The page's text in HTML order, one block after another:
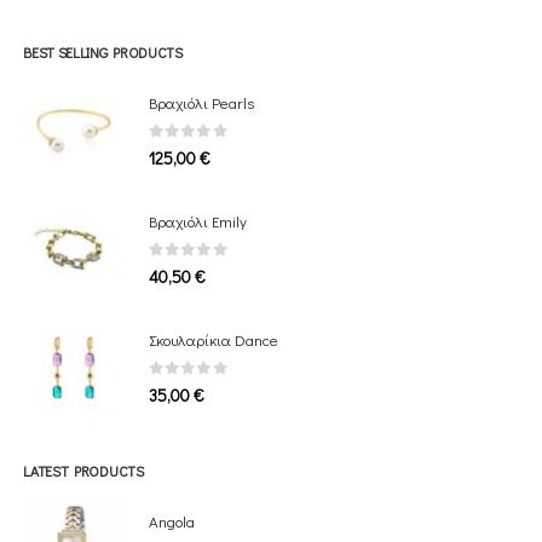
BEST SELLING PRODUCTS
Βραχιόλι Pearls
0out of 5
125,00€
Bραχιόλι Emily
0out of 5
40,50€
Σκουλαρίκια Dance
0out of 5
35,00€
LATEST PRODUCTS
Angola